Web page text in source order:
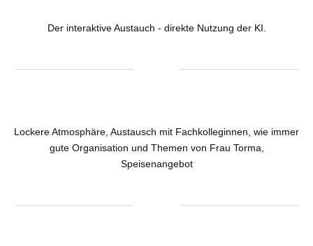
Der interaktive Austauch - direkte Nutzung der KI.
Lockere Atmosphäre, Austausch mit Fachkolleginnen, wie immer
gute Organisation und Themen von Frau Torma,
Speisenangebot